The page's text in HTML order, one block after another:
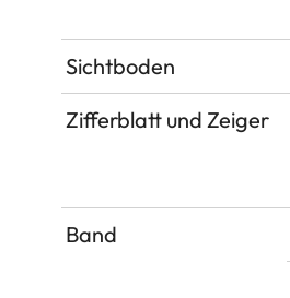
Sichtboden
Zifferblatt und Zeiger
Band